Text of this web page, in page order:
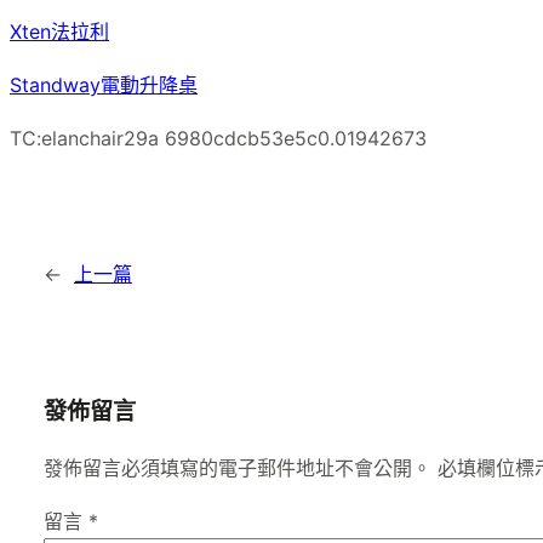
Xten法拉利
Standway電動升降桌
TC:elanchair29a 6980cdcb53e5c0.01942673
← 上一篇
發佈留言
發佈留言必須填寫的電子郵件地址不會公開。 必填欄位
留言 *